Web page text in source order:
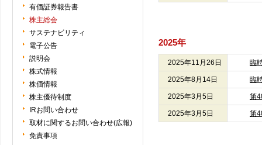
有価証券報告書
株主総会
サステナビリティ
電子公告
説明会
株式情報
株価情報
株主優待制度
IRお問い合わせ
取材に関するお問い合わせ(広報)
免責事項
2025年
2025年11月26日 臨
2025年8月14日 臨
2025年3月5日 第
2025年3月5日 第